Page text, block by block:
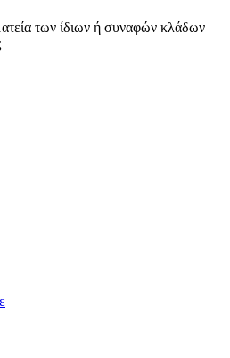
των ίδιων ή συναφών κλάδων